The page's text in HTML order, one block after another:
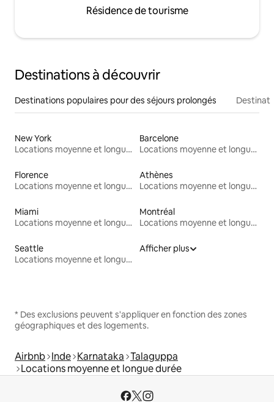
Résidence de tourisme
Destinations à découvrir
Destinations populaires pour des séjours prolongés
New York
Locations moyenne et longue durée
Barcelone
Locations moyenne et longue durée
Florence
Locations moyenne et longue durée
Athènes
Locations moyenne et longue durée
Miami
Locations moyenne et longue durée
Montréal
Locations moyenne et longue durée
Seattle
Locations moyenne et longue durée
Afficher plus
* Des exclusions peuvent s'appliquer en fonction des zones
géographiques et des logements.
Airbnb Inde Karnataka Talaguppa
Locations moyenne et longue durée